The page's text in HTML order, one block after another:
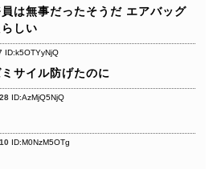
は無事だったそうだ エアバッグ
しい
ID:k5OTYyNjQ
サイル防げたのに
ID:AzMjQ5NjQ
ID:M0NzM5OTg